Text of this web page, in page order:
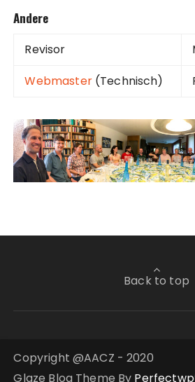
Andere
Revisor
Webmaster(Technisch)
Back to top
Copyright @AACZ - 2020
Glaze Blog Theme By